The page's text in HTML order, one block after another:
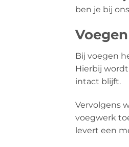
ben je bij
Bij voegen
Hierbij
intact blijft.
Vervolgens
voegwerk
levert een